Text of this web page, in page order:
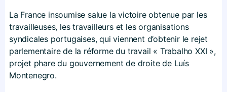
La France insoumise salue la victoire obtenue par les
travailleuses, les travailleurs et les organisations
syndicales portugaises, qui viennent d’obtenir le rejet
parlementaire de la réforme du travail « Trabalho XXI »,
projet phare du gouvernement de droite de Luís
Montenegro.